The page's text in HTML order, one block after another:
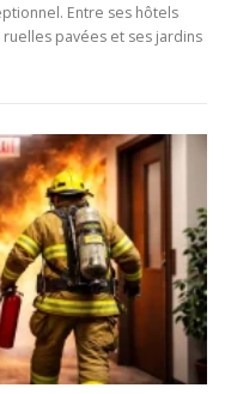
Entre ses hôtels
pavées et ses jardins